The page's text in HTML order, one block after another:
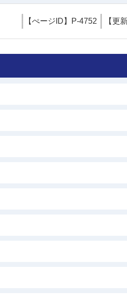
【ぺージID】 P-4752 【更